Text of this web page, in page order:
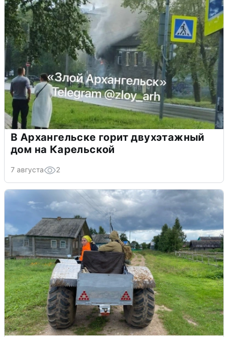
В Архангельске горит двухэтажный
дом на Карельской
7 августа 2